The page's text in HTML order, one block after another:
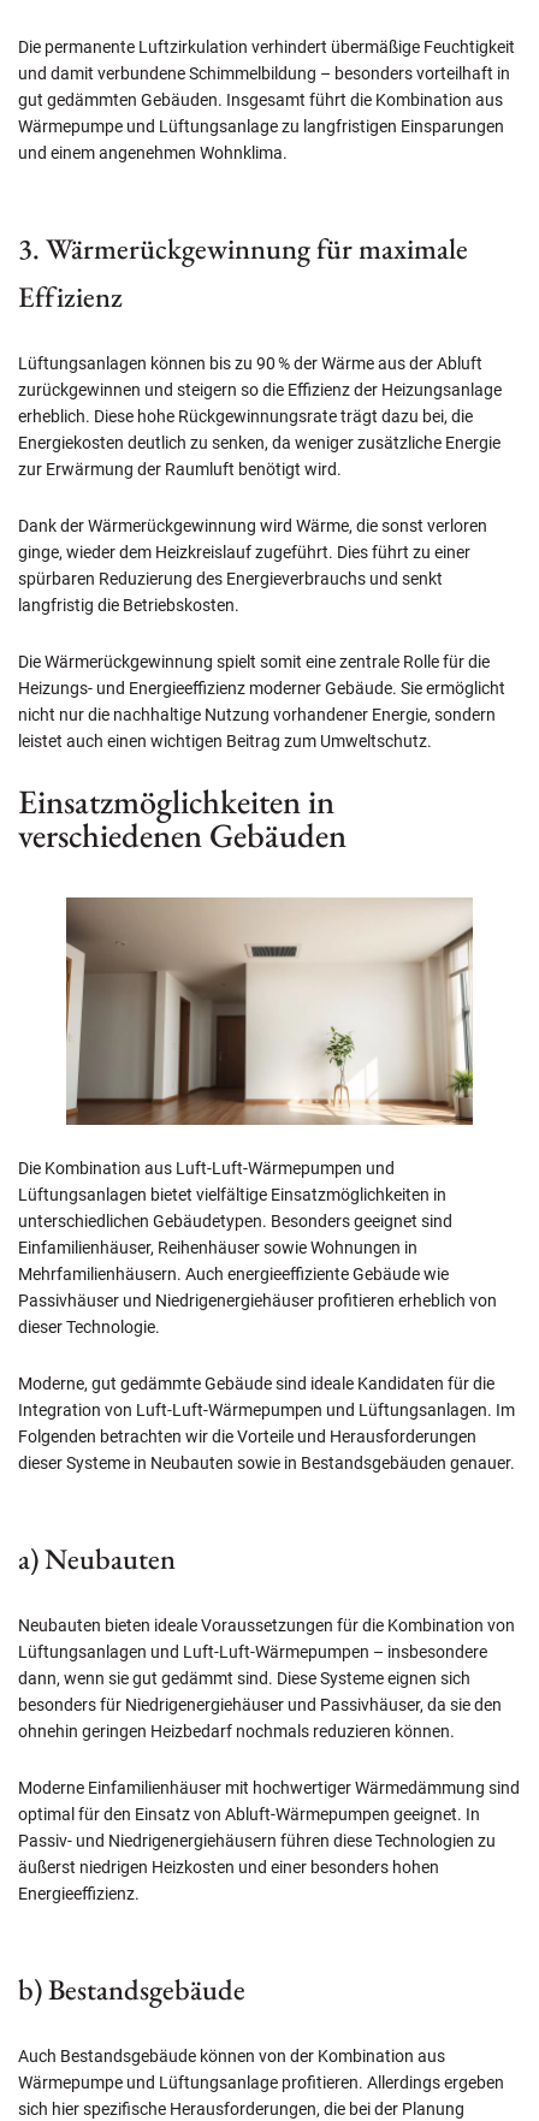
Die permanente Luftzirkulation verhindert übermäßige Feuchtigkeit
und damit verbundene Schimmelbildung – besonders vorteilhaft in
gut gedämmten Gebäuden. Insgesamt führt die Kombination aus
Wärmepumpe und Lüftungsanlage zu langfristigen Einsparungen
und einem angenehmen Wohnklima.
3. Wärmerückgewinnung für maximale
Effizienz
Lüftungsanlagen können bis zu 90 % der Wärme aus der Abluft
zurückgewinnen und steigern so die Effizienz der Heizungsanlage
erheblich. Diese hohe Rückgewinnungsrate trägt dazu bei, die
Energiekosten deutlich zu senken, da weniger zusätzliche Energie
zur Erwärmung der Raumluft benötigt wird.
Dank der Wärmerückgewinnung wird Wärme, die sonst verloren
ginge, wieder dem Heizkreislauf zugeführt. Dies führt zu einer
spürbaren Reduzierung des Energieverbrauchs und senkt
langfristig die Betriebskosten.
Die Wärmerückgewinnung spielt somit eine zentrale Rolle für die
Heizungs- und Energieeffizienz moderner Gebäude. Sie ermöglicht
nicht nur die nachhaltige Nutzung vorhandener Energie, sondern
leistet auch einen wichtigen Beitrag zum Umweltschutz.
Einsatzmöglichkeiten in
verschiedenen Gebäuden
Die Kombination aus Luft-Luft-Wärmepumpen und
Lüftungsanlagen bietet vielfältige Einsatzmöglichkeiten in
unterschiedlichen Gebäudetypen. Besonders geeignet sind
Einfamilienhäuser, Reihenhäuser sowie Wohnungen in
Mehrfamilienhäusern. Auch energieeffiziente Gebäude wie
Passivhäuser und Niedrigenergiehäuser profitieren erheblich von
dieser Technologie.
Moderne, gut gedämmte Gebäude sind ideale Kandidaten für die
Integration von Luft-Luft-Wärmepumpen und Lüftungsanlagen. Im
Folgenden betrachten wir die Vorteile und Herausforderungen
dieser Systeme in Neubauten sowie in Bestandsgebäuden genauer.
a) Neubauten
Neubauten bieten ideale Voraussetzungen für die Kombination von
Lüftungsanlagen und Luft-Luft-Wärmepumpen – insbesondere
dann, wenn sie gut gedämmt sind. Diese Systeme eignen sich
besonders für Niedrigenergiehäuser und Passivhäuser, da sie den
ohnehin geringen Heizbedarf nochmals reduzieren können.
Moderne Einfamilienhäuser mit hochwertiger Wärmedämmung sind
optimal für den Einsatz von Abluft-Wärmepumpen geeignet. In
Passiv- und Niedrigenergiehäusern führen diese Technologien zu
äußerst niedrigen Heizkosten und einer besonders hohen
Energieeffizienz.
b) Bestandsgebäude
Auch Bestandsgebäude können von der Kombination aus
Wärmepumpe und Lüftungsanlage profitieren. Allerdings ergeben
sich hier spezifische Herausforderungen, die bei der Planung